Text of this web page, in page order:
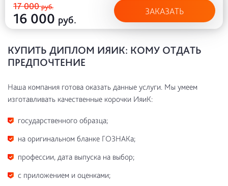
17 000руб.
16 000 руб.
ЗАКАЗАТЬ
КУПИТЬ ДИПЛОМ ИЯИК: КОМУ ОТДАТЬ
ПРЕДПОЧТЕНИЕ
Наша компания готова оказать данные услуги. Мы умеем
изготавливать качественные корочки ИяиК:
государственного образца;
на оригинальном бланке ГОЗНАКа;
профессии, дата выпуска на выбор;
с приложением и оценками;